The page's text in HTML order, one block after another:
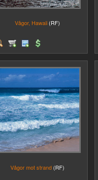
Vågor, Hawaii (RF)
Vågor mot strand (RF)